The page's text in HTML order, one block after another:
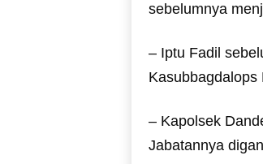
sebelumnya
– Iptu Fadil
Kasubbagdalops
– Kapolsek
Jabatannya